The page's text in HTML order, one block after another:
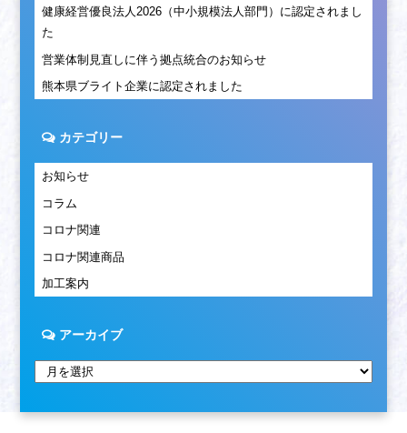
健康経営優良法人2026（中小規模法人部門）に認定されまし
た
営業体制見直しに伴う拠点統合のお知らせ
熊本県ブライト企業に認定されました
カテゴリー
お知らせ
コラム
コロナ関連
コロナ関連商品
加工案内
アーカイブ